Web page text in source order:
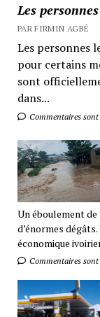
Les
PAR FIRMIN AGBÉ
Les personnes
pour certains
sont
dans...
Commentaires sont
Un éboulement de
d’énormes
économique
Commentaires sont